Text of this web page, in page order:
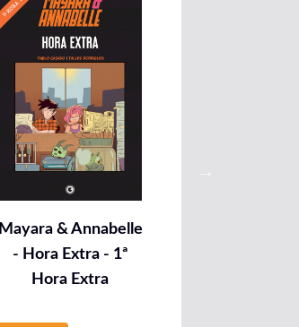
Mayara & Annabelle
- Hora Extra - 1ª
Hora Extra